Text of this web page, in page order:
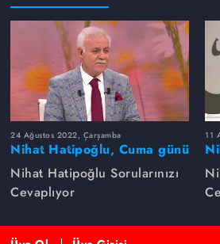
24 Ağustos 2022, Çarşamba
Nihat Hatipoğlu, Cuma günü
yapılması sünnet olan
davranışları anlatıyor...
Nihat Hatipoğlu Sorularınızı
Cevaplıyor
11